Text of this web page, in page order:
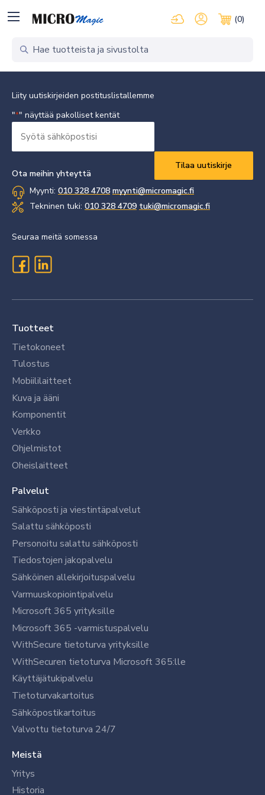
KirjauduOma tili
(0)
Liity uutiskirjeiden postituslistallemme
"*" näyttää pakolliset kentät
sähköpostisi
Ota meihin yhteyttä
Myynti: 010 328 4708 myynti@micromagic.fi
Tekninen tuki: 010 328 4709 tuki@micromagic.fi
Seuraa meitä somessa
Tuotteet
Tietokoneet
Tulostus
Mobiililaitteet
Kuva ja ääni
Komponentit
Verkko
Ohjelmistot
Oheislaitteet
Palvelut
Sähköposti ja viestintäpalvelut
Salattu sähköposti
Personoitu salattu sähköposti
Tiedostojen jakopalvelu
Sähköinen allekirjoituspalvelu
Varmuuskopiointipalvelu
Microsoft 365 yrityksille
Microsoft 365 -varmistuspalvelu
WithSecure tietoturva yrityksille
WithSecuren tietoturva Microsoft 365:lle
Käyttäjätukipalvelu
Tietoturvakartoitus
Sähköpostikartoitus
Valvottu tietoturva 24/7
Meistä
Yritys
Historia